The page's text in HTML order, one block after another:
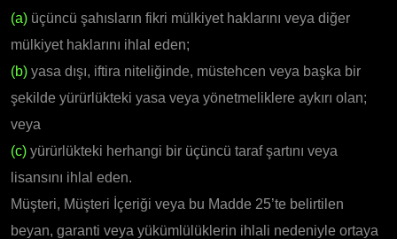
(a) üçüncü şahısların fikri mülkiyet haklarını veya diğer
mülkiyet haklarını ihlal eden;
(b) yasa dışı, iftira niteliğinde, müstehcen veya başka bir
şekilde yürürlükteki yasa veya yönetmeliklere aykırı olan;
veya
(c) yürürlükteki herhangi bir üçüncü taraf şartını veya
lisansını ihlal eden.
Müşteri, Müşteri İçeriği veya bu Madde 25’te belirtilen
beyan, garanti veya yükümlülüklerin ihlali nedeniyle ortaya